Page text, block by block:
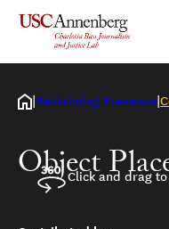
Reclaiming Presence
ObjectClick and drag